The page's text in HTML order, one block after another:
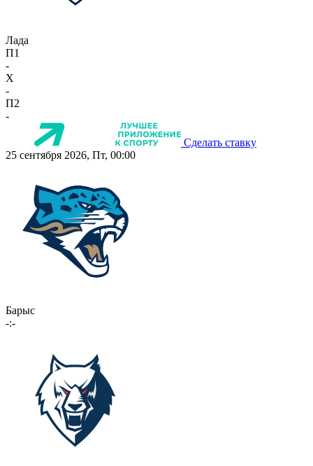
Лада
П1
-
X
-
П2
-
Сделать ставку
25 сентября 2026, Пт, 00:00
Барыс
-:-